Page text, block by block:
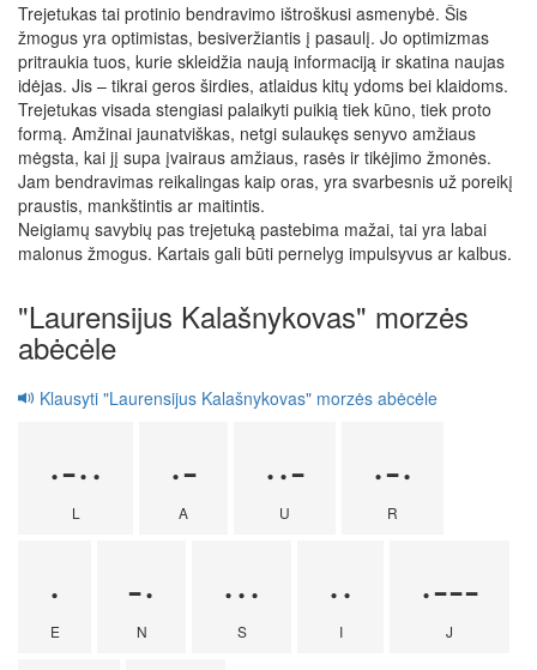
Trejetukas tai protinio bendravimo ištroškusi asmenybė. Šis
žmogus yra optimistas, besiveržiantis į pasaulį. Jo optimizmas
pritraukia tuos, kurie skleidžia naują informaciją ir skatina naujas
idėjas. Jis – tikrai geros širdies, atlaidus kitų ydoms bei klaidoms.
Trejetukas visada stengiasi palaikyti puikią tiek kūno, tiek proto
formą. Amžinai jaunatviškas, netgi sulaukęs senyvo amžiaus
mėgsta, kai jį supa įvairaus amžiaus, rasės ir tikėjimo žmonės.
Jam bendravimas reikalingas kaip oras, yra svarbesnis už poreikį
praustis, mankštintis ar maitintis.
Neigiamų savybių pas trejetuką pastebima mažai, tai yra labai
malonus žmogus. Kartais gali būti pernelyg impulsyvus ar kalbus.
"Laurensijus Kalašnykovas" morzės
abėcėle
Klausyti "Laurensijus Kalašnykovas" morzės abėcėle
·-··
L
·-
A
··-
U
·-·
R
·
E
-·
N
···
S
··
I
·---
J